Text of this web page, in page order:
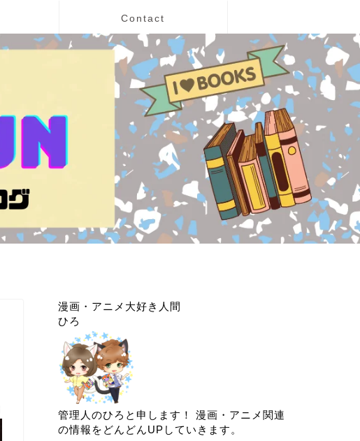
Contact
漫画・アニメ大好き人間
ひろ
管理人のひろと申します！ 漫画・アニメ関連
の情報をどんどんUPしていきます。